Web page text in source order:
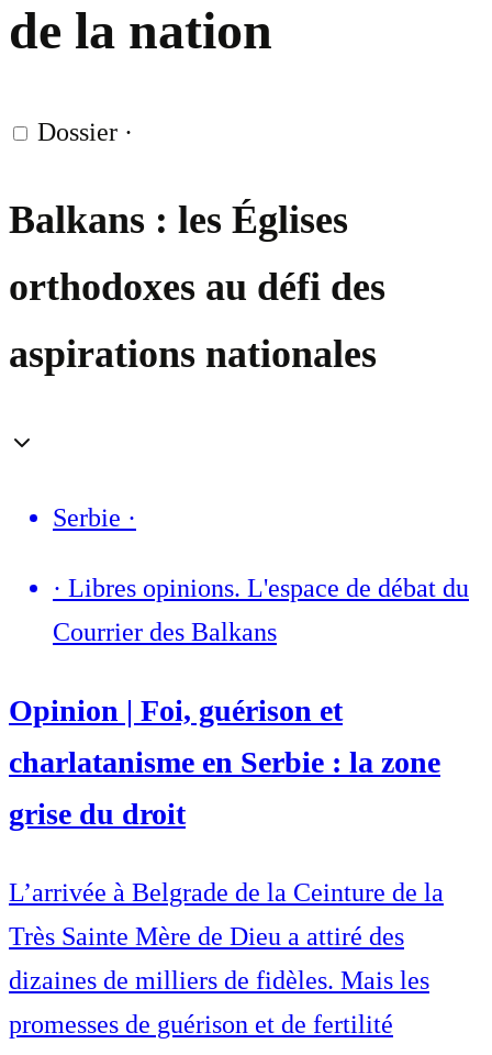
de la nation
Dossier ·
Balkans : les Églises
orthodoxes au défi des
aspirations nationales
Serbie ·
· Libres opinions. L'espace de débat du
Courrier des Balkans
Opinion | Foi, guérison et
charlatanisme en Serbie : la zone
grise du droit
L’arrivée à Belgrade de la Ceinture de la
Très Sainte Mère de Dieu a attiré des
dizaines de milliers de fidèles. Mais les
promesses de guérison et de fertilité